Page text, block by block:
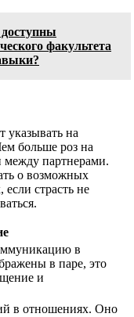
факультета
указывать на
больше роз на
между партнерами.
о возможных
страсть не
в
в паре, это
и
в отношениях. Оно